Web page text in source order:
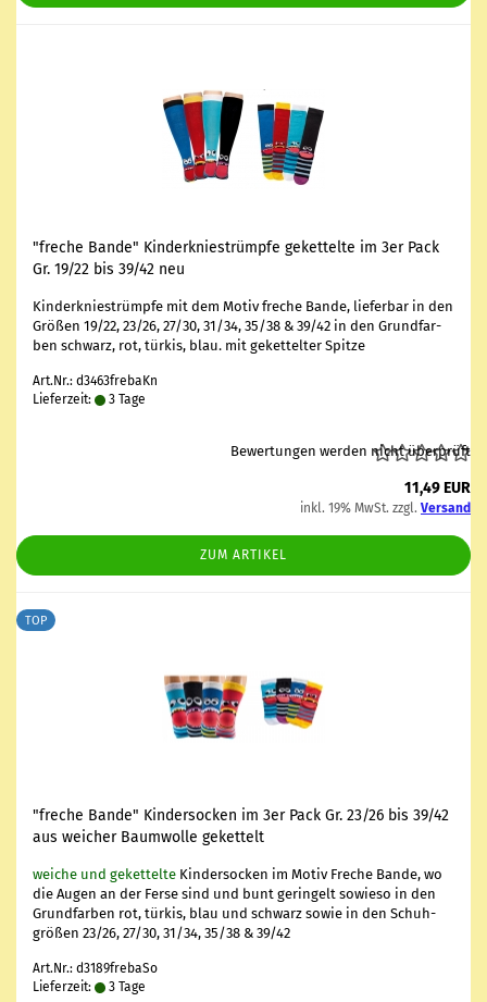
"fre­che Bande" Kin­der­knie­strümp­fe ge­ket­tel­te im 3er Pack
Gr. 19/22 bis 39/42 neu
Kin­der­knie­strümp­fe mit dem Motiv fre­che Bande, lie­fer­bar in den
Grö­ßen 19/22, 23/26, 27/30, 31/34, 35/38 & 39/42 in den Grund­far­
ben schwarz, rot, tür­kis, blau. mit ge­ket­tel­ter Spit­ze
Art.Nr.: d3463frebaKn
Lieferzeit:
3 Tage
Bewertungen werden nicht überprüft
11,49 EUR
inkl. 19% MwSt. zzgl. Versand
ZUM ARTIKEL
TOP
"fre­che Bande" Kin­der­so­cken im 3er Pack Gr. 23/26 bis 39/42
aus wei­cher Baum­wol­le ge­ket­telt
wei­che und ge­ket­tel­te Kin­der­so­cken im Motiv Fre­che Bande, wo
die Augen an der Ferse sind und bunt ge­rin­gelt so­wie­so in den
Grund­far­ben rot, tür­kis, blau und schwarz sowie in den Schuh­
grö­ßen 23/26, 27/30, 31/34, 35/38 & 39/42
Art.Nr.: d3189frebaSo
Lieferzeit:
3 Tage